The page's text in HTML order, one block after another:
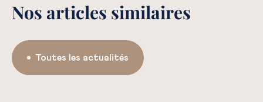
Nos articles similaires
Toutes les actualités